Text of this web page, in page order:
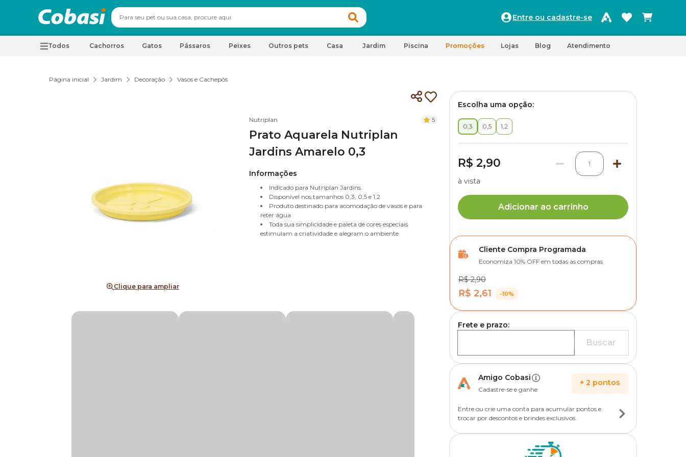
Entre ou cadastre-se
Todos Cachorros Gatos Pássaros Peixes Outros pets Casa Jardim Piscina Promoções Lojas Blog Atendimento
Página inicial Jardim Decoração Vasos e Cachepôs
Clique para ampliar
Nutriplan 5
Prato Aquarela Nutriplan
Jardins Amarelo 0,3
Informações
Indicado para Nutriplan Jardins
Disponível nos tamanhos 0,3, 0,5 e 1,2
Produto destinado para acomodação de vasos e para
reter água
Toda sua simplicidade e paleta de cores especiais
estimulam a criatividade e alegram o ambiente
Escolha uma opção:
0,3 0,5 1,2
R$ 2,90 1
à vista
Adicionar ao carrinho
Cliente Compra Programada
Economiza 10% OFF em todas as compras
R$ 2,90
R$ 2,61 -10%
Frete e prazo:
Buscar
Amigo Cobasi
Cadastre-se e ganhe
+ 2 pontos
Entre ou crie uma conta para acumular pontos e
trocar por descontos e brindes exclusivos.